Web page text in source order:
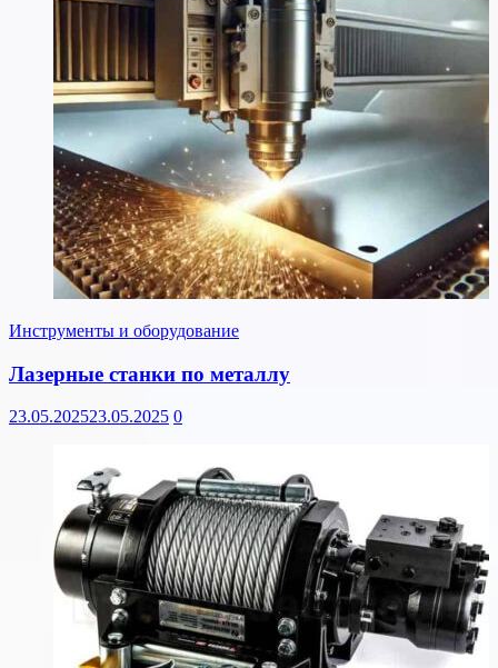
Инструменты и оборудование
Лазерные станки по металлу
23.05.202523.05.2025 0